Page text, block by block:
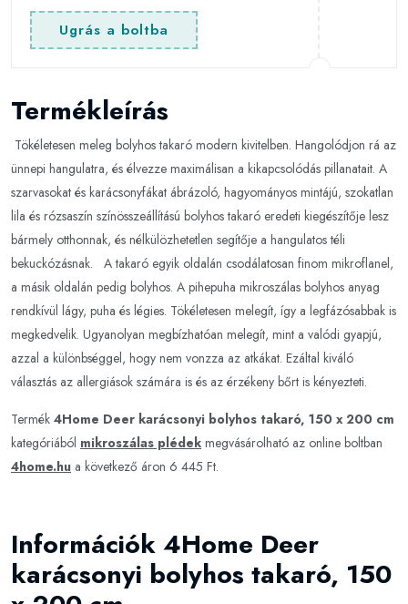
Ugrás a boltba
Termékleírás
Tökéletesen meleg bolyhos takaró modern kivitelben. Hangolódjon rá az
ünnepi hangulatra, és élvezze maximálisan a kikapcsolódás pillanatait. A
szarvasokat és karácsonyfákat ábrázoló, hagyományos mintájú, szokatlan
lila és rózsaszín színösszeállítású bolyhos takaró eredeti kiegészítője lesz
bármely otthonnak, és nélkülözhetetlen segítője a hangulatos téli
bekuckózásnak. A takaró egyik oldalán csodálatosan finom mikroflanel,
a másik oldalán pedig bolyhos. A pihepuha mikroszálas bolyhos anyag
rendkívül lágy, puha és légies. Tökéletesen melegít, így a legfázósabbak is
megkedvelik. Ugyanolyan megbízhatóan melegít, mint a valódi gyapjú,
azzal a különbséggel, hogy nem vonzza az atkákat. Ezáltal kiváló
választás az allergiások számára is és az érzékeny bőrt is kényezteti.
Termék 4Home Deer karácsonyi bolyhos takaró, 150 x 200 cm
kategóriából mikroszálas plédek megvásárolható az online boltban
4home.hu a következő áron 6 445 Ft.
Információk 4Home Deer
karácsonyi bolyhos takaró, 150